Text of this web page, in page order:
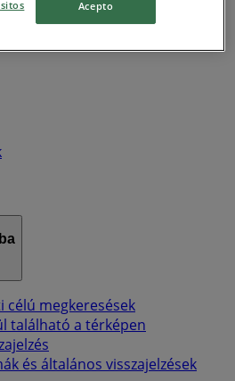
helyi vásárlást.
célú megkeresések
található a térképen
és általános visszajelzések
Acepto